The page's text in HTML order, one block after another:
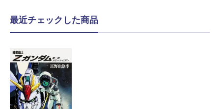
最近チェックした商品